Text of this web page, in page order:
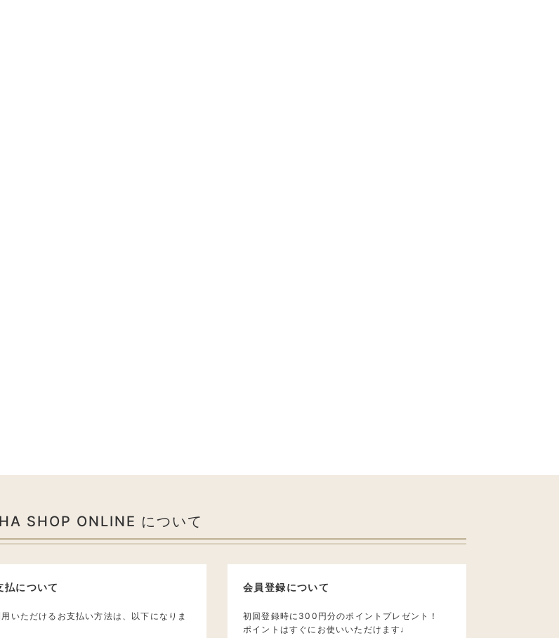
SHOP ONLINE について
払について
用いただけるお支払い方法は、以下になりま
会員登録について
初回登録時に300円分のポイントプレゼント！
ポイントはすぐにお使いいただけます♩